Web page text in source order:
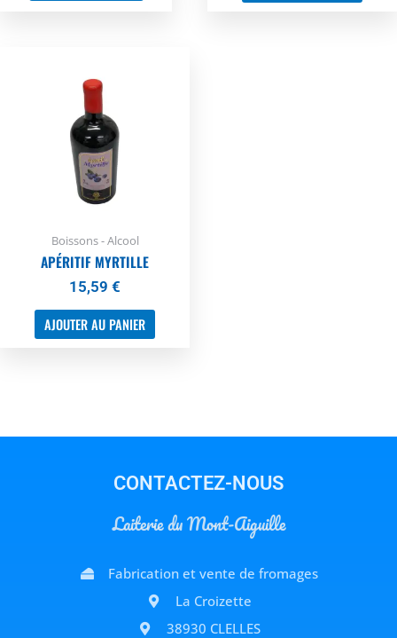
Boissons - Alcool
APÉRITIF MYRTILLE
15,59 €
AJOUTER AU PANIER
CONTACTEZ-NOUS
Laiterie du Mont-Aiguille
Fabrication et vente de fromages
La Croizette
38930 CLELLES